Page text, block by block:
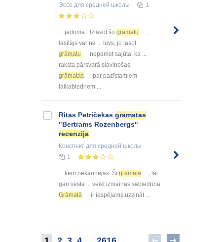
Эссе для средней школы 1
... jādomā.” Izlasot šo grāmatu
,
lasītājs var ne ... tuvs, jo lasot
grāmatu
nepamet sajūta, ka ...
raksta pārsvarā slavinošas
grāmatas
par pazīstamiem
laikabiedriem ...
Ritas Petričekas grāmatas
"Bertrams Rozenbergs"
recenzija
Конспект для средней школы
1
... tiem nekaunējās. Šīgrāmata
, lai
gan vēsta ... veikt izmaiņas sabiedrībā.
Grāmatā
ir iespējams uzzināt ...